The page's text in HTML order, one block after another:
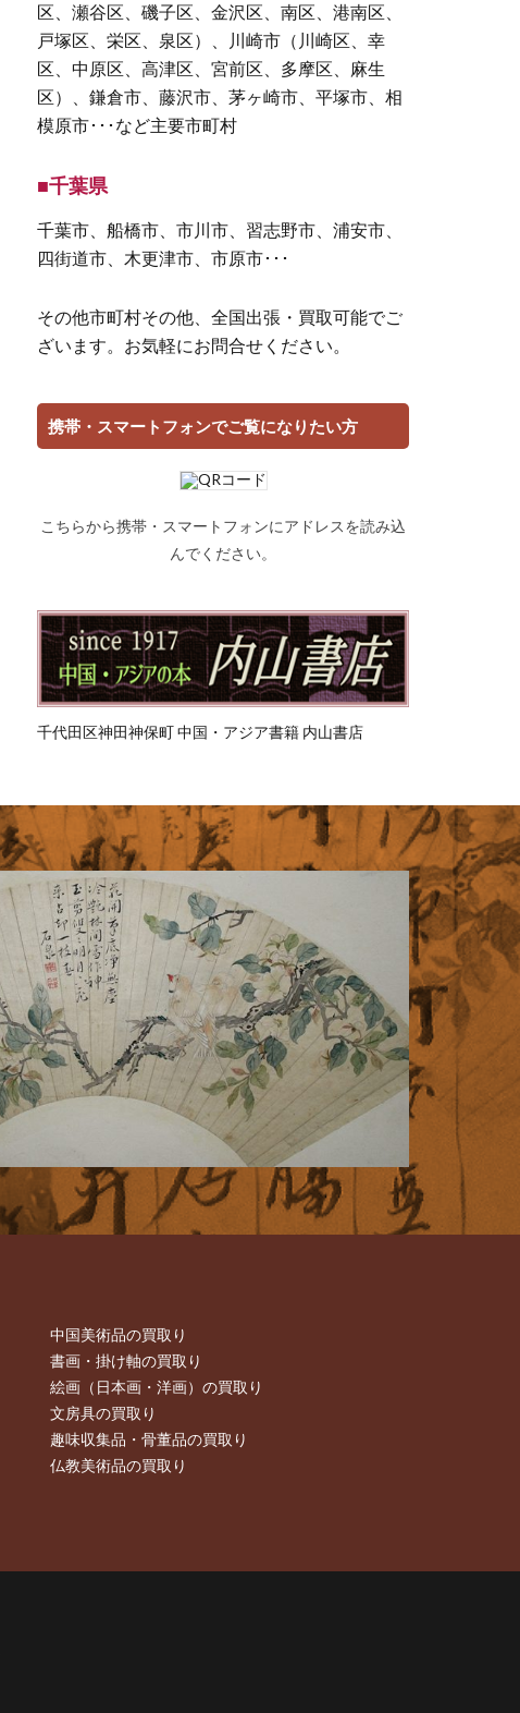
区、瀬谷区、磯子区、金沢区、南区、港南区、
戸塚区、栄区、泉区）、川崎市（川崎区、幸
区、中原区、高津区、宮前区、多摩区、麻生
区）、鎌倉市、藤沢市、茅ヶ崎市、平塚市、相
模原市･･･など主要市町村
■千葉県
千葉市、船橋市、市川市、習志野市、浦安市、
四街道市、木更津市、市原市･･･
その他市町村その他、全国出張・買取可能でご
ざいます。お気軽にお問合せください。
携帯・スマートフォンでご覧になりたい方
こちらから携帯・スマートフォンにアドレスを読み込
んでください。
千代田区神田神保町 中国・アジア書籍 内山書店
中国美術品の買取り
書画・掛け軸の買取り
絵画（日本画・洋画）の買取り
文房具の買取り
趣味収集品・骨董品の買取り
仏教美術品の買取り